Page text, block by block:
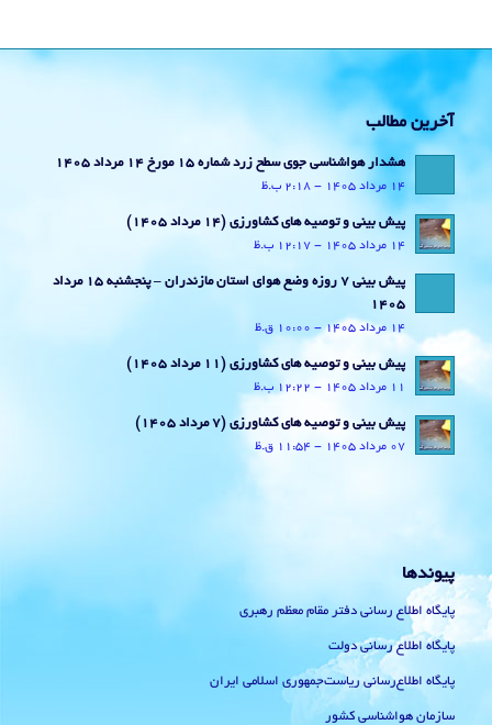
آخرین مطالب
هشدار هواشناسی جوی سطح زرد شماره 15 مورخ 14 مرداد 1405
14 مرداد 1405 - 2:18 ب.ظ
پیش بینی و توصیه های کشاورزی (14 مرداد ۱۴۰۵)
14 مرداد 1405 - 12:17 ب.ظ
پیش بینی 7 روزه وضع هوای استان مازندران – پنجشنبه 15 مرداد
1405
14 مرداد 1405 - 10:00 ق.ظ
پیش بینی و توصیه های کشاورزی (11 مرداد ۱۴۰۵)
11 مرداد 1405 - 12:22 ب.ظ
پیش بینی و توصیه های کشاورزی (7 مرداد ۱۴۰۵)
07 مرداد 1405 - 11:54 ق.ظ
پیوندها
پایگاه اطلاع رسانی دفتر مقام معظم رهبری
پایگاه اطلاع رسانی دولت
پایگاه اطلاع‌رسانی ریاست‌جمهوری اسلامی ایران
سازمان هواشناسی کشور